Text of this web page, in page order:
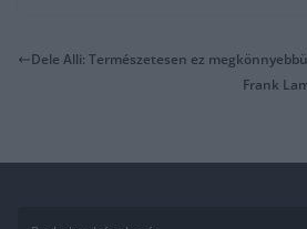
Dele Alli: Természetesen ez
Frank